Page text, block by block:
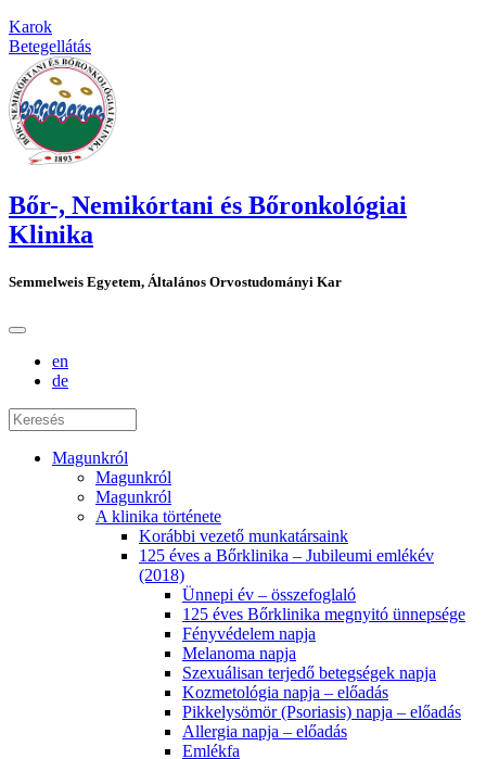
Karok
Betegellátás
Bőr-, Nemikórtani és Bőronkológiai
Klinika
Semmelweis Egyetem, Általános Orvostudományi Kar
en
de
Magunkról
Magunkról
Magunkról
A klinika története
Korábbi vezető munkatársaink
125 éves a Bőrklinika – Jubileumi emlékév
(2018)
Ünnepi év – összefoglaló
125 éves Bőrklinika megnyitó ünnepsége
Fényvédelem napja
Melanoma napja
Szexuálisan terjedő betegségek napja
Kozmetológia napja – előadás
Pikkelysömör (Psoriasis) napja – előadás
Allergia napja – előadás
Emlékfa